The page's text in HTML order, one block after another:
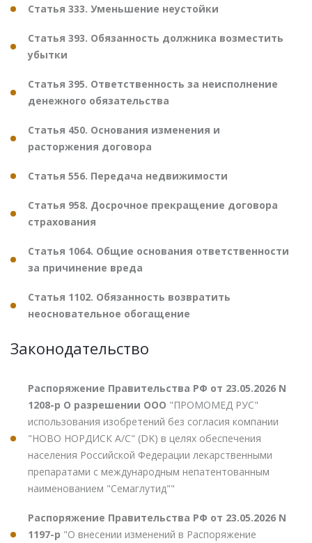
Статья 333. Уменьшение неустойки
Статья 393. Обязанность должника возместить
убытки
Статья 395. Ответственность за неисполнение
денежного обязательства
Статья 450. Основания изменения и
расторжения договора
Статья 556. Передача недвижимости
Статья 958. Досрочное прекращение договора
страхования
Статья 1064. Общие основания ответственности
за причинение вреда
Статья 1102. Обязанность возвратить
неосновательное обогащение
Законодательство
Распоряжение Правительства РФ от 23.05.2026 N
1208-р О разрешении ООО "ПРОМОМЕД РУС"
использования изобретений без согласия компании
"НОВО НОРДИСК А/С" (DK) в целях обеспечения
населения Российской Федерации лекарственными
препаратами с международным непатентованным
наименованием "Семаглутид""
Распоряжение Правительства РФ от 23.05.2026 N
1197-р "О внесении изменений в Распоряжение